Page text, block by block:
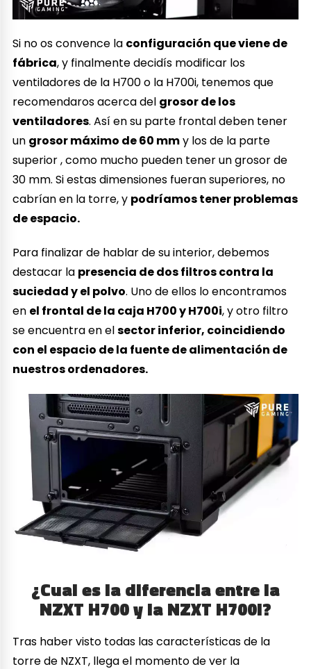
Si no os convence la configuración que viene de
fábrica, y finalmente decidís modificar los
ventiladores de la H700 o la H700i, tenemos que
recomendaros acerca del grosor de los
ventiladores. Así en su parte frontal deben tener
un grosor máximo de 60 mmy los de la parte
superior , como mucho pueden tener un grosor de
30 mm. Si estas dimensiones fueran superiores, no
cabrían en la torre, y podríamos tener problemas
de espacio.
Para finalizar de hablar de su interior, debemos
destacar la presencia de dos filtros contra la
suciedad y el polvo. Uno de ellos lo encontramos
en el frontal de la caja H700 y H700i, y otro filtro
se encuentra en elsector inferior, coincidiendo
con el espacio de la fuente de alimentación de
nuestros ordenadores.
¿Cual es la diferencia entre la
NZXT H700 y la NZXT H700i?
Tras haber visto todas las características de la
torre de NZXT, llega el momento de ver la